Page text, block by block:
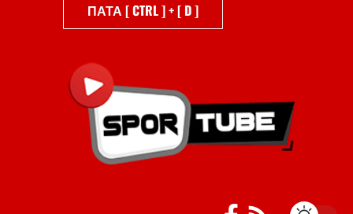
ΠΑΤΑ [ CTRL ] + [ D ]